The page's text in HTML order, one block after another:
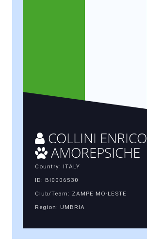
COLLINI ENRICO
AMOREPSICHE
Country: ITALY
ID: BI0006530
Club/Team: ZAMPE MO-LESTE
Region: UMBRIA